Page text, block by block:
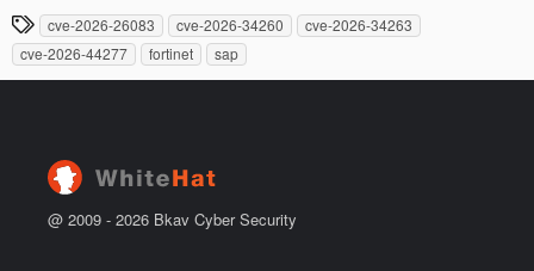
đ
ầ
u
y
b
ắ
t
T
h
ẻ
cve-2026-26083 cve-2026-34260
cve-2026-34263
cve-2026-44277
fortinet sap
@ 2009 - 2026 Bkav Cyber Security